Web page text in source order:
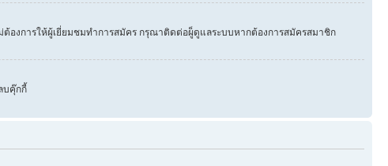
ต้องการให้ผู้เยี่ยมชมทำการสมัคร กรุณาติดต่อผู็ดูแลระบบหากต้องการสมัครสมาชิก
บคุ๊กกี้